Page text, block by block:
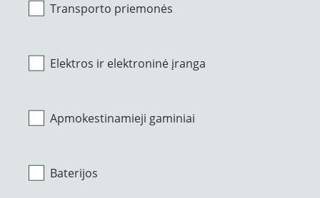
Transporto priemonės
Elektros ir elektroninė įranga
Apmokestinamieji gaminiai
Baterijos